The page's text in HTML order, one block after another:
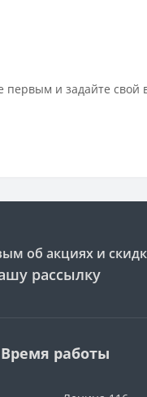
первым и задайте свой
об акциях и
рассылку
Время работы